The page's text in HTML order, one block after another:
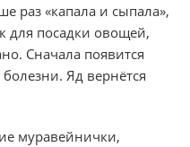
раз «капала и сыпа­ла»,
для посадки овощей,
Сначала появится
Яд вернётся
муравейнички,